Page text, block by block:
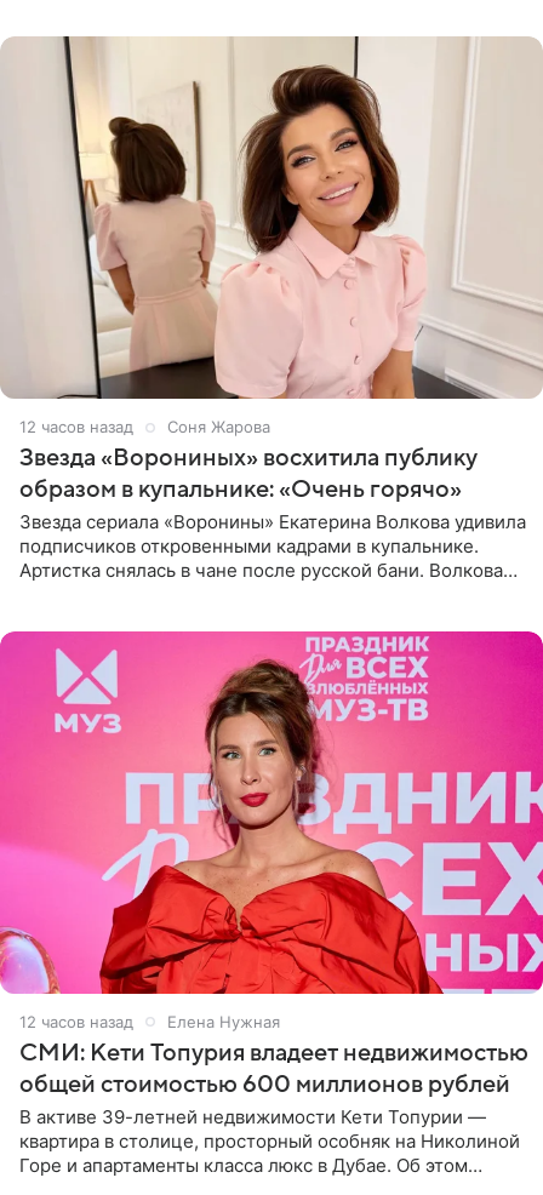
12 часов назад Соня Жарова
Звезда «Ворониных» восхитила публику
образом в купальнике: «Очень горячо»
Звезда сериала «Воронины» Екатерина Волкова удивила
подписчиков откровенными кадрами в купальнике.
Артистка снялась в чане после русской бани. Волкова
12 часов назад Елена Нужная
СМИ: Кети Топурия владеет недвижимостью
общей стоимостью 600 миллионов рублей
В активе 39-летней недвижимости Кети Топурии —
квартира в столице, просторный особняк на Николиной
Горе и апартаменты класса люкс в Дубае. Об этом